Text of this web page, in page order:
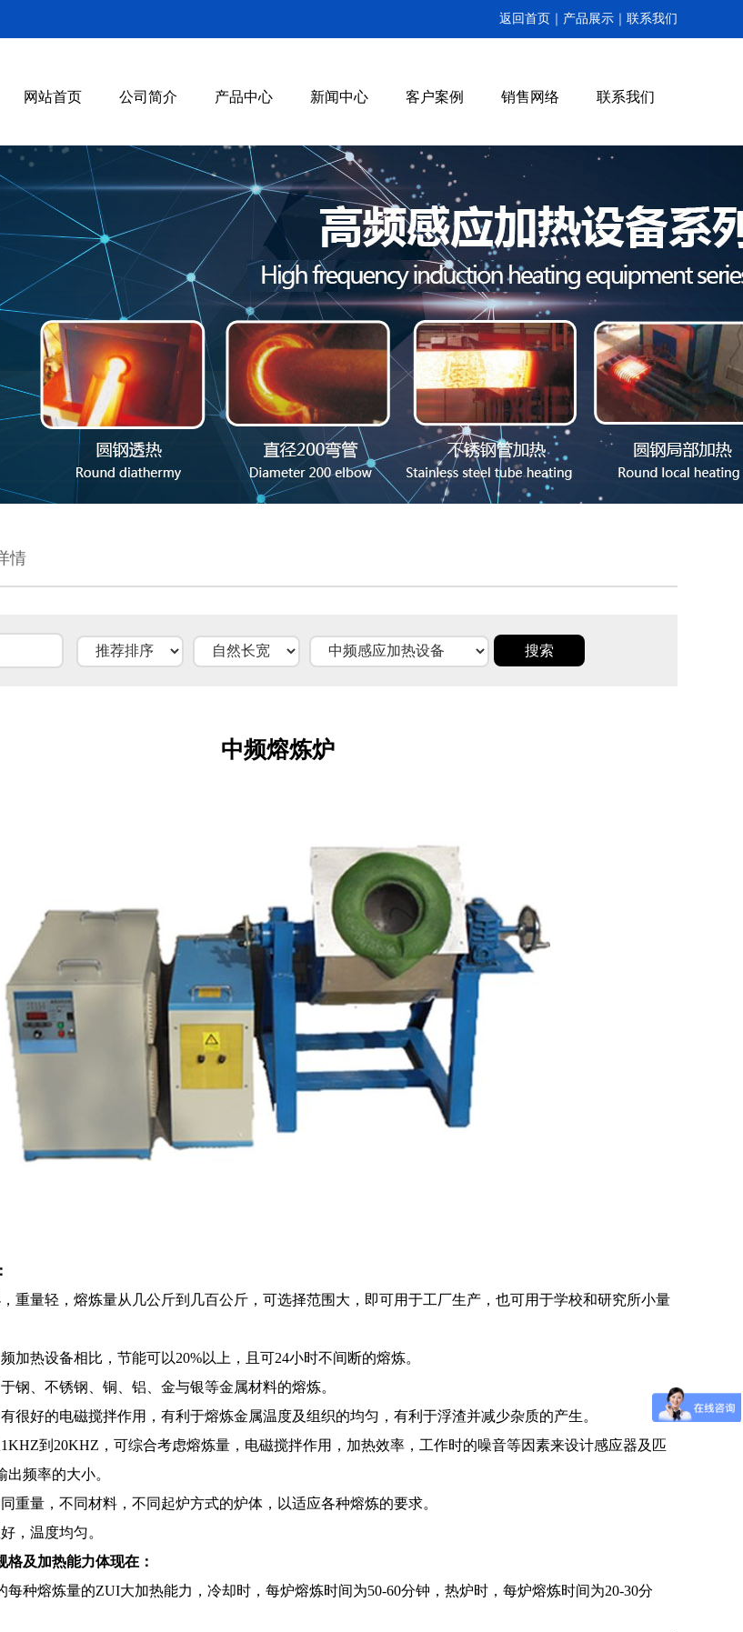
联系我们
产品展示｜
返回首页｜
网站首页 公司简介 产品中心 新闻中心 客户案例 销售网络 联系我们
情
中频熔炼炉
量轻，熔炼量从几公斤到几百公斤，可选择范围大，即可用于工厂生产，也可用于学校和研究所小量
热设备相比，节能可以20%以上，且可24小时不间断的熔炼。
、不锈钢、铜、铝、金与银等金属材料的熔炼。
好的电磁搅拌作用，有利于熔炼金属温度及组织的均匀，有利于浮渣并减少杂质的产生。
到20KHZ，可综合考虑熔炼量，电磁搅拌作用，加热效率，工作时的噪音等因素来设计感应器及匹
频率的大小。
量，不同材料，不同起炉方式的炉体，以适应各种熔炼的要求。
温度均匀。
格及加热能力体现在：
熔炼量的ZUI大加热能力，冷却时，每炉熔炼时间为50-60分钟，热炉时，每炉熔炼时间为20-30分